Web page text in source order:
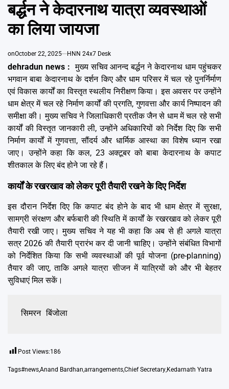
बर्द्धन ने केदारनाथ यात्रा व्यवस्थाओं
का लिया जायजा
onOctober 22, 2025 HNN 24x7 Desk
dehradun news : मुख्य सचिव आनन्द बर्द्धन ने केदारनाथ धाम पहुंचकर
भगवान बाबा केदारनाथ के दर्शन किए और धाम परिसर में चल रहे पुनर्निर्माण
एवं विकास कार्यों का विस्तृत स्थलीय निरीक्षण किया। इस अवसर पर उन्होंने
धाम क्षेत्र में चल रहे निर्माण कार्यों की प्रगति, गुणवत्ता और कार्य निष्पादन की
समीक्षा की। मुख्य सचिव ने जिलाधिकारी प्रतीक जैन से धाम में चल रहे सभी
कार्यों की विस्तृत जानकारी ली, उन्होंने अधिकारियों को निर्देश दिए कि सभी
निर्माण कार्यों में गुणवत्ता, सौंदर्य और धार्मिक आस्था का विशेष ध्यान रखा
जाए। उन्होंने कहा कि कल, 23 अक्टूबर को बाबा केदारनाथ के कपाट
शीतकाल के लिए बंद होने जा रहे हैं।
कार्यों के रखरखाव को लेकर पूरी तैयारी रखने के दिए निर्देश
इस दौरान निर्देश दिए कि कपाट बंद होने के बाद भी धाम क्षेत्र में सुरक्षा,
सामग्री संरक्षण और बर्फबारी की स्थिति में कार्यों के रखरखाव को लेकर पूरी
तैयारी रखी जाए। मुख्य सचिव ने यह भी कहा कि अब से ही अगले यात्रा
सत्र 2026 की तैयारी प्रारंभ कर दी जानी चाहिए। उन्होंने संबंधित विभागों
को निर्देशित किया कि सभी व्यवस्थाओं की पूर्व योजना (pre-planning)
तैयार की जाए, ताकि अगले यात्रा सीजन में यात्रियों को और भी बेहतर
सुविधाएं मिल सकें।
सिमरन बिंजोला
Post Views:186
Tags#news,Anand Bardhan,arrangements,Chief Secretary,Kedarnath Yatra